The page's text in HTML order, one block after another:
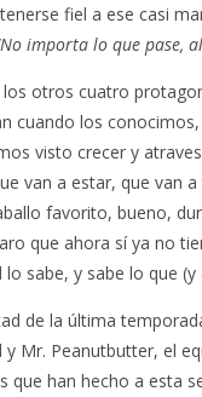
fiel a ese casi
importa lo que pase,
otros cuatro
cuando los
visto crecer y
van a estar, que van
favorito, bueno,
que ahora sí ya no
lo sabe, y sabe lo que
de la última
y Mr. Peanutbutter, el
que han hecho a esta